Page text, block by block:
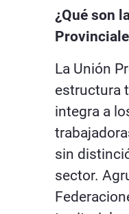
¿Qué son
La Unión
estructura
integra a
sin
sector.